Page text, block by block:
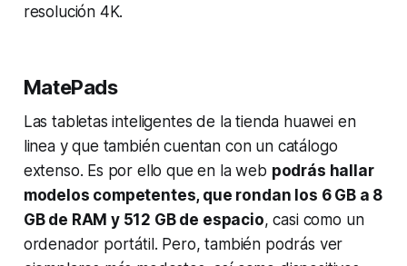
resolución 4K.
MatePads
Las tabletas inteligentes de la tienda huawei en
linea y que también cuentan con un catálogo
extenso. Es por ello que en la web podrás hallar
modelos competentes, que rondan los 6 GB a 8
GB de RAM y 512 GB de espacio, casi como un
ordenador portátil. Pero, también podrás ver